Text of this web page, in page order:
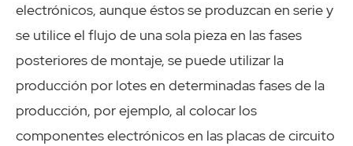
electrónicos, aunque éstos se produzcan en serie y
se utilice el flujo de una sola pieza en las fases
posteriores de montaje, se puede utilizar la
producción por lotes en determinadas fases de la
producción, por ejemplo, al colocar los
componentes electrónicos en las placas de circuito